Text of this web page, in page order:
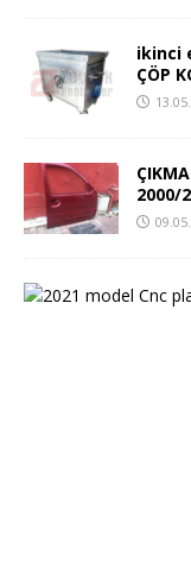
ikinci
ÇÖP
2000/